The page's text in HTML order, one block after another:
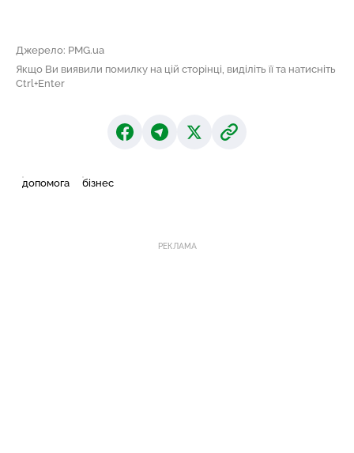
Джерело: PMG.ua
Якщо Ви виявили помилку на цій сторінці, виділіть її та натисніть
Ctrl+Enter
допомога бізнес
РЕКЛАМА